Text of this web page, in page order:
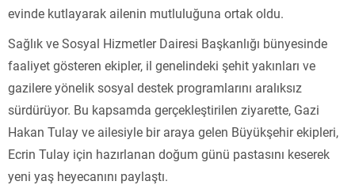
evinde kutlayarak ailenin mutluluğuna ortak oldu.
Sağlık ve Sosyal Hizmetler Dairesi Başkanlığı bünyesinde
faaliyet gösteren ekipler, il genelindeki şehit yakınları ve
gazilere yönelik sosyal destek programlarını aralıksız
sürdürüyor. Bu kapsamda gerçekleştirilen ziyarette, Gazi
Hakan Tulay ve ailesiyle bir araya gelen Büyükşehir ekipleri,
Ecrin Tulay için hazırlanan doğum günü pastasını keserek
yeni yaş heyecanını paylaştı.